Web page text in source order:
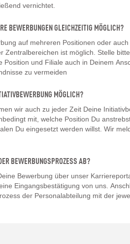
vernichtet.
BEWERBUNGEN GLEICHZEITIG MÖGLICH?
auf mehreren Positionen oder
Zentralbereichen ist möglich. Stelle
Position und Filiale auch in Deinem
zu vermeiden
MÖGLICH?
wir auch zu jeder Zeit Deine
mit, welche Position Du
Du eingesetzt werden willst. Wir
BEWERBUNGSPROZESS AB?
Bewerbung über unser
Eingangsbestätigung von uns.
der Personalabteilung mit der